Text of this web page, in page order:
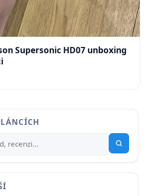
Supersonic HD07 unboxing